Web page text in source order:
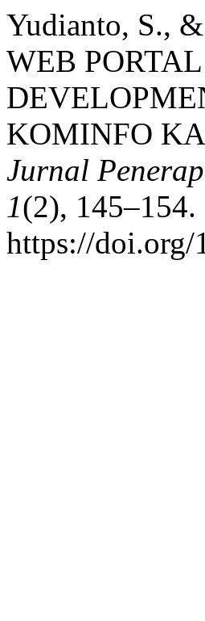
Yudianto, S.,
WEB
KOMINFO
Jurnal
1(2), 145–154.
https://doi.org/